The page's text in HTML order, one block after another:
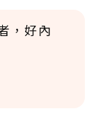
，好內